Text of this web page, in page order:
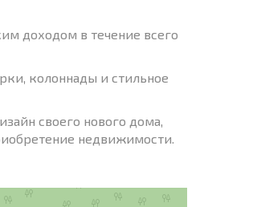
доходом в течение всего
колоннады и стильное
своего нового дома,
недвижимости.